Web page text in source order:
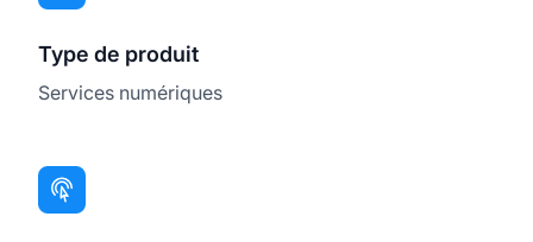
Type de produit
Services numériques